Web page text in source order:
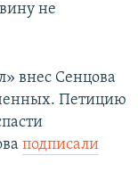
не
внес Сенцова
Петицию
подписали